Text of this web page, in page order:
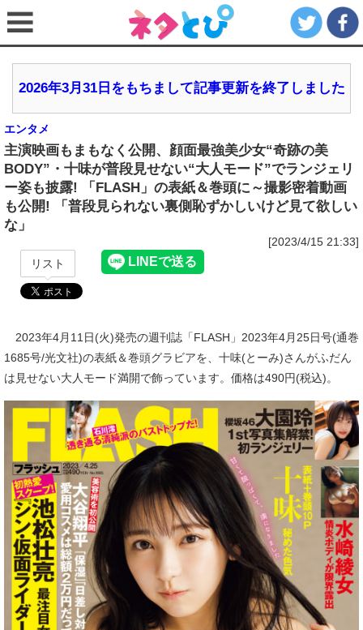
2026年3月31日をもちまして記事更新を終了しました
エンタメ
主演映画もまもなく公開、顔面最強美少女“奇跡の美
BODY”・十味が普段見せない“大人モード”でランジェリ
ー姿も披露! 「FLASH」の表紙＆巻頭に～撮影密着動画
も公開! 「普段見られない裏側恥ずかしいけど見て欲しい
な」
[2023/4/15 21:33]
リスト
2023年4月11日(火)発売の週刊誌「FLASH」2023年4月25日号(通巻
1685号/光文社)の表紙＆巻頭グラビアを、十味(とーみ)さんがふだん
は見せない大人モード満開で飾っています。価格は490円(税込)。